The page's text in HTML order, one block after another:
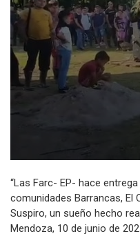
“Las Farc- EP- hace
comunidades Barrancas, El
Suspiro, un sueño hecho
Mendoza, 10 de junio de